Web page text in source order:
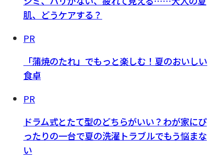
肌、どうケアする？
PR
「蒲焼のたれ」でもっと楽しむ！夏のおいしい
食卓
PR
ドラム式とたて型のどちらがいい？わが家にぴ
ったりの一台で夏の洗濯トラブルでもう悩まな
い